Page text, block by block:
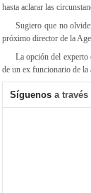
hasta aclarar las
Sugiero que no
próximo director de la
La opción del experto
de un ex funcionario de
Síguenos a través